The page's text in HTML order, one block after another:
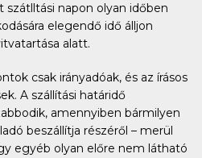
napon olyan időben
elegendő idő álljon
alatt.
csak irányadóak, és az írásos
A szállítási határidő
amennyiben bármilyen
beszállítja részéről – merül
egyéb olyan előre nem látható